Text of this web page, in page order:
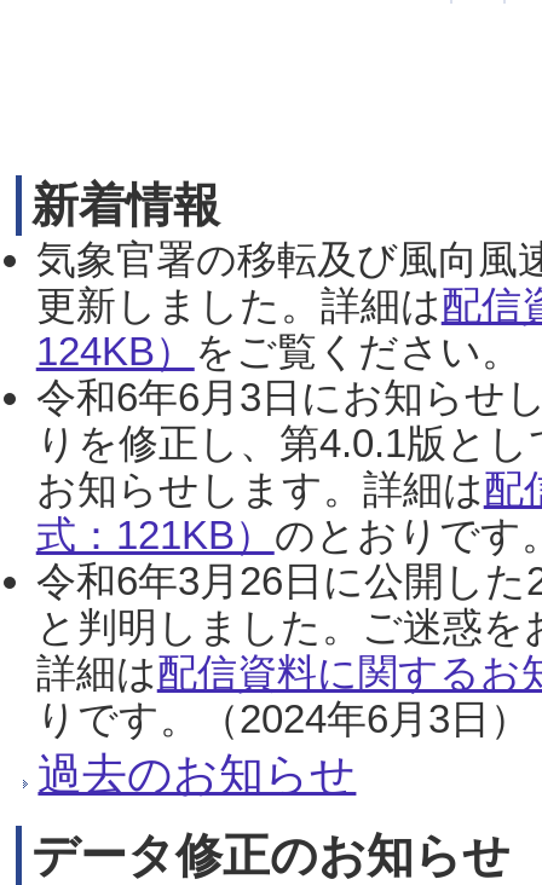
新着情報
気象官署の移転及び風向風
更新しました。詳細は配信
124KB） をご覧ください。
令和6年6月3日にお知らせ
りを修正し、第4.0.1版と
お知らせします。詳細は配
式：121KB） のとおりです
令和6年3月26日に公開し
と判明しました。ご迷惑
詳細は配信資料に関するお
りです。（2024年6月3日）
過去のお知らせ
データ修正のお知らせ